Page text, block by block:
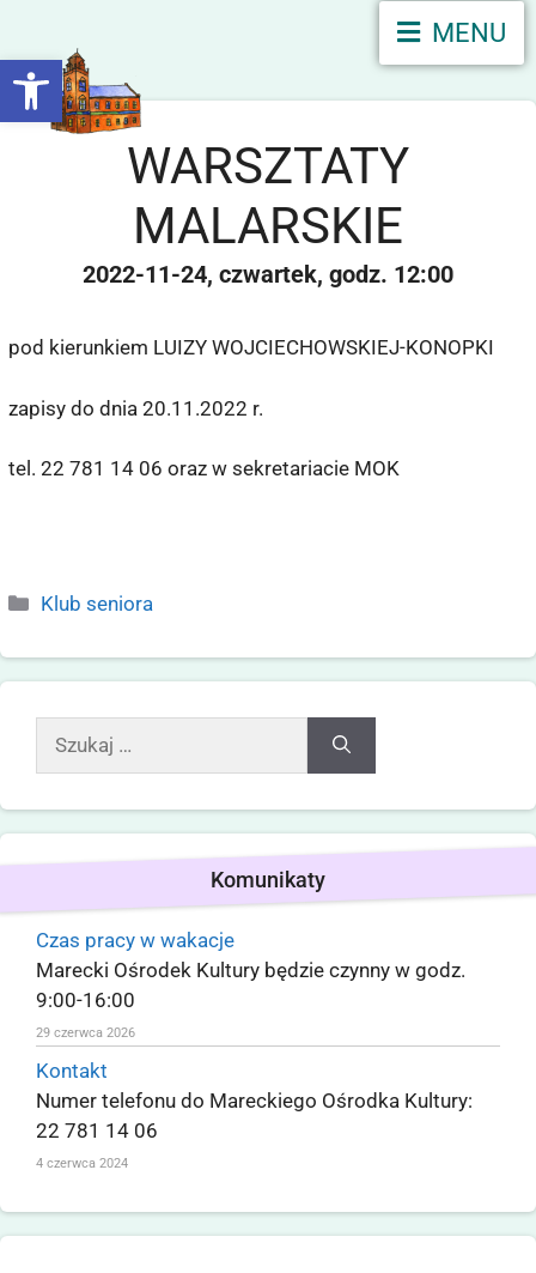
Otwórz pasek narzędzi
MENU
WARSZTATY
MALARSKIE
2022-11-24 czwartek 12:00
pod kierunkiem LUIZY WOJCIECHOWSKIEJ-KONOPKI
zapisy do dnia 20.11.2022 r.
tel. 22 781 14 06 oraz w sekretariacie MOK
Klub seniora
Komunikaty
Czas pracy w wakacje
Marecki Ośrodek Kultury będzie czynny w godz.
9:00-16:00
29 czerwca 2026
Kontakt
Numer telefonu do Mareckiego Ośrodka Kultury:
22 781 14 06
4 czerwca 2024